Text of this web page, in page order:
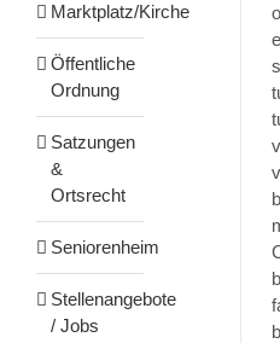
e
Marktplatz/Kirche
Öffentliche
Ordnung
Satzungen
&
Ortsrecht
Seniorenheim
Stellenangebote
/ Jobs